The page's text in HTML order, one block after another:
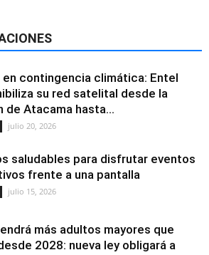
en contingencia climática: Entel
su red satelital desde la
de Atacama hasta...
julio 20, 2026
saludables para disfrutar eventos
frente a una pantalla
julio 15, 2026
más adultos mayores que
2028: nueva ley obligará a